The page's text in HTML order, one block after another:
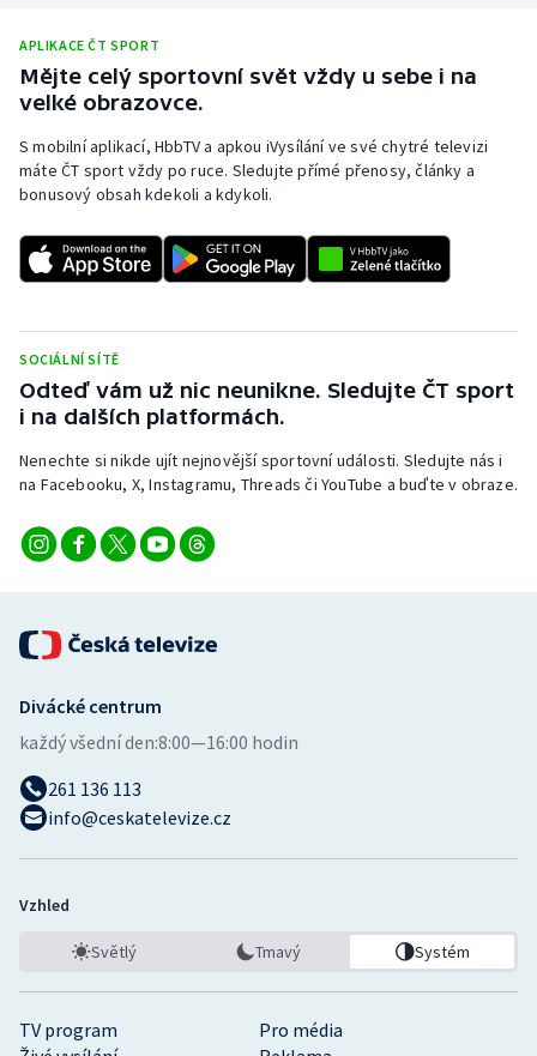
APLIKACE ČT SPORT
Mějte celý sportovní svět vždy u sebe i na
velké obrazovce.
S mobilní aplikací, HbbTV a apkou iVysílání ve své chytré televizi
máte ČT sport vždy po ruce. Sledujte přímé přenosy, články a
bonusový obsah kdekoli a kdykoli.
SOCIÁLNÍ SÍTĚ
Odteď vám už nic neunikne. Sledujte ČT sport
i na dalších platformách.
Nenechte si nikde ujít nejnovější sportovní události. Sledujte nás i
na Facebooku, X, Instagramu, Threads či YouTube a buďte v obraze.
TV program
Pro média
Divácké centrum
každý všední den:8:00—16:00 hodin
261 136 113
info@ceskatelevize.cz
Vzhled
Světlý Tmavý Systém